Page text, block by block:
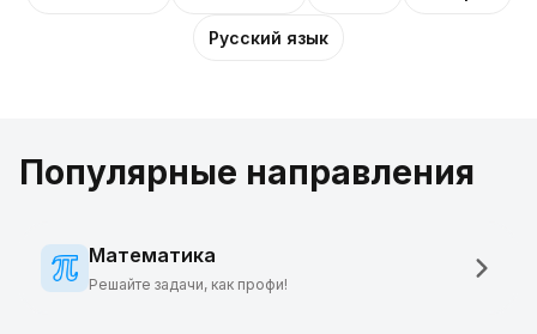
Русский язык
Популярные направления
Математика
Решайте задачи, как профи!